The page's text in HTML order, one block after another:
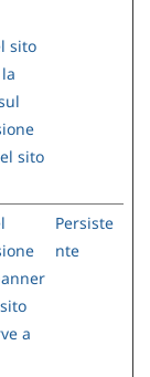
sito
sito
a
Persiste
nte